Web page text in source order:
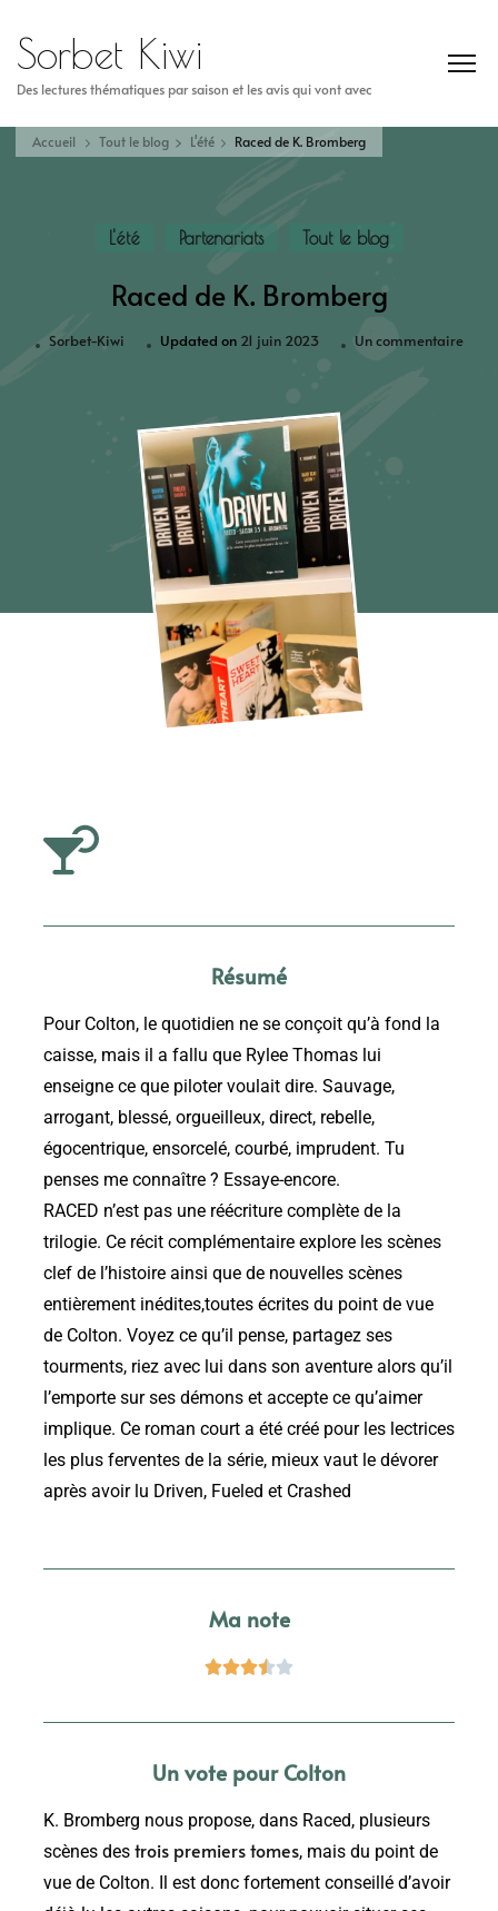
Sorbet Kiwi
Des lectures thématiques par saison et les avis qui vont avec
Accueil Tout le blog L'été Raced de K. Bromberg
L'été Partenariats Tout le blog
Raced de K. Bromberg
Sorbet-Kiwi Updated on 21 juin 2023 Un commentaire
Résumé
Pour Colton, le quotidien ne se conçoit qu’à fond la
caisse, mais il a fallu que Rylee Thomas lui
enseigne ce que piloter voulait dire. Sauvage,
arrogant, blessé, orgueilleux, direct, rebelle,
égocentrique, ensorcelé, courbé, imprudent. Tu
penses me connaître ? Essaye-encore.
RACED n’est pas une réécriture complète de la
trilogie. Ce récit complémentaire explore les scènes
clef de l’histoire ainsi que de nouvelles scènes
entièrement inédites,toutes écrites du point de vue
de Colton. Voyez ce qu’il pense, partagez ses
tourments, riez avec lui dans son aventure alors qu’il
l’emporte sur ses démons et accepte ce qu’aimer
implique. Ce roman court a été créé pour les lectrices
les plus ferventes de la série, mieux vaut le dévorer
après avoir lu Driven, Fueled et Crashed
Ma note

Un vote pour Colton
K. Bromberg nous propose, dans Raced, plusieurs
scènes des trois premiers tomes, mais du point de
vue de Colton. Il est donc fortement conseillé d’avoir